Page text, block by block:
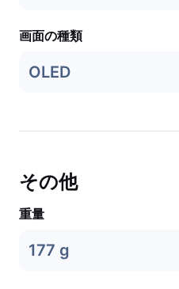
画面の種類
OLED
その他
重量
177 g